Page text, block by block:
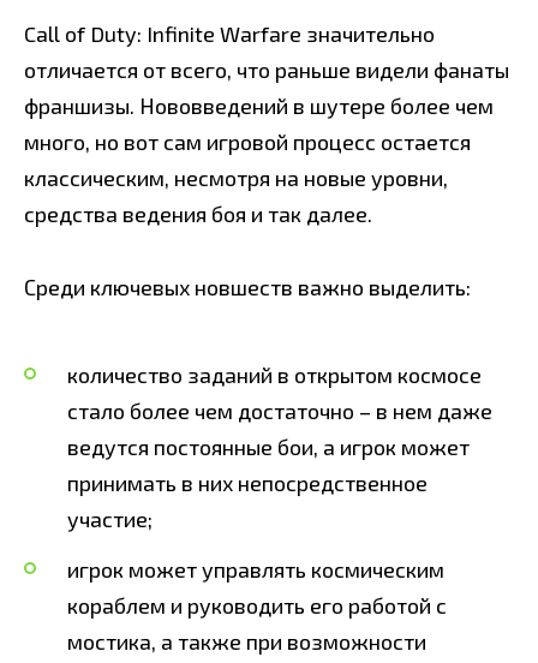
Call of Duty: Infinite Warfare значительно
отличается от всего, что раньше видели фанаты
франшизы. Нововведений в шутере более чем
много, но вот сам игровой процесс остается
классическим, несмотря на новые уровни,
средства ведения боя и так далее.
Среди ключевых новшеств важно выделить:
количество заданий в открытом космосе
стало более чем достаточно – в нем даже
ведутся постоянные бои, а игрок может
принимать в них непосредственное
участие;
игрок может управлять космическим
кораблем и руководить его работой с
мостика, а также при возможности